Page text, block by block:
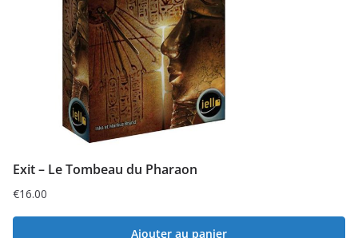
Exit – Le Tombeau du Pharaon
€16.00
Ajouter au panier